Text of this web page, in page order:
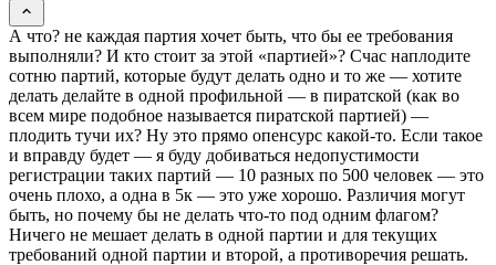
А что? не каждая партия хочет быть, что бы ее требования
выполняли? И кто стоит за этой «партией»? Счас наплодите
сотню партий, которые будут делать одно и то же — хотите
делать делайте в одной профильной — в пиратской (как во
всем мире подобное называется пиратской партией) —
плодить тучи их? Ну это прямо опенсурс какой-то. Если такое
и вправду будет — я буду добиваться недопустимости
регистрации таких партий — 10 разных по 500 человек — это
очень плохо, а одна в 5к — это уже хорошо. Различия могут
быть, но почему бы не делать что-то под одним флагом?
Ничего не мешает делать в одной партии и для текущих
требований одной партии и второй, а противоречия решать.